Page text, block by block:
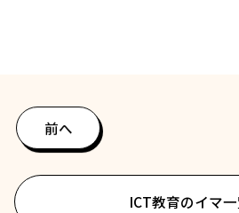
前へ
ICT教育のイマ